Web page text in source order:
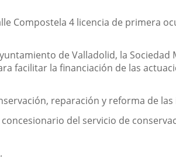
Compostela 4 licencia de primera
de Valladolid, la Sociedad
facilitar la financiación de las
reparación y reforma de
del servicio de